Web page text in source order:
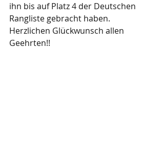
ihn bis auf Platz 4 der Deutschen
Rangliste gebracht haben.
Herzlichen Glückwunsch allen
Geehrten!!